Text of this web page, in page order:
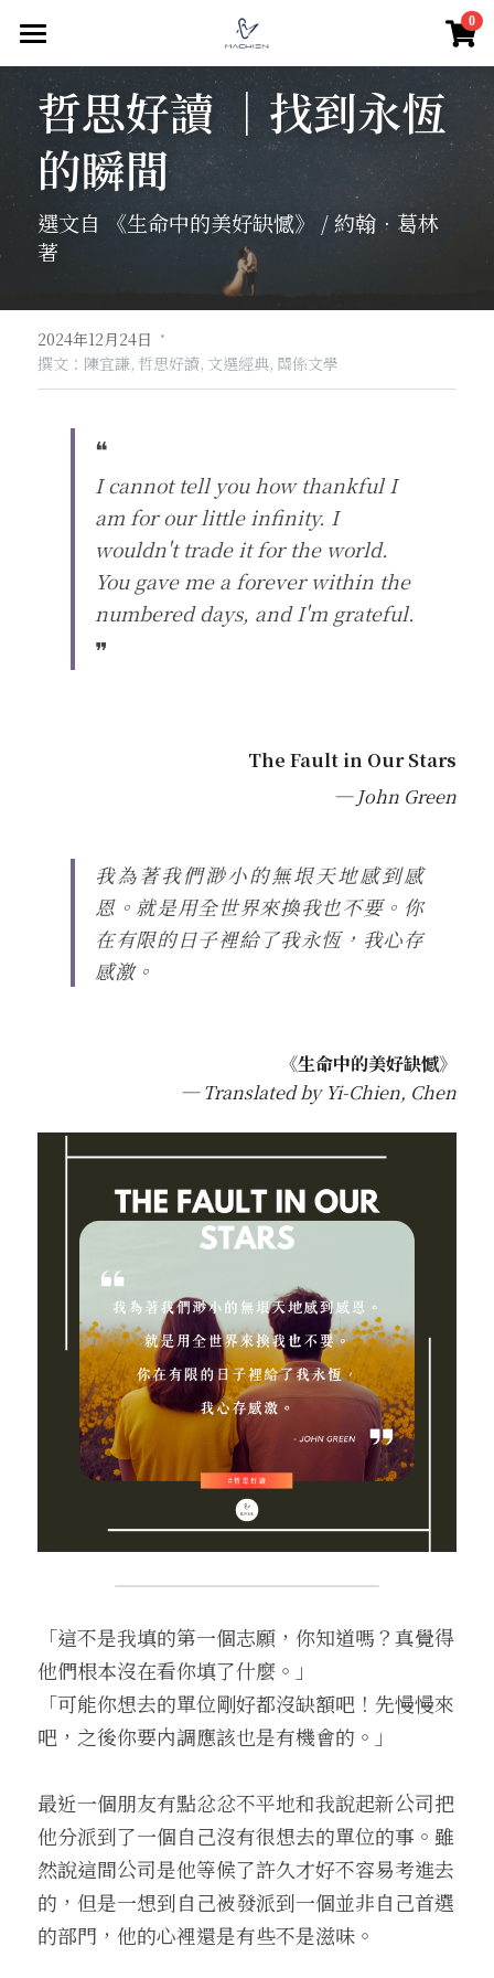
0
驀然回首
親密關係
關係經營
關係難題
親密中的自我
家庭關係
老年關係
親子關係
互動式教養
職場經營
團隊領導
組織文化
個人品牌經營
群體互動
社群認同與自我
思想人
哲思好讀
關於偏見
關於盼望
關於勇氣
心賞生活
南歐義大利文藝復興
北方文藝復興
荷蘭黃金時代
微光穗影
愛的可能性
線在說心事
親密心理學
職場心理學
測心理
測心理
搜索
訂閱覓井
哲思好讀 ｜找到永恆
的瞬間
選文自 《生命中的美好缺憾》 / 約翰．葛林
著
2024年12月24日 ·
撰文：陳宜謙, 哲思好讀, 文選經典, 關係文學
❝
I cannot tell you how thankful I
am for our little infinity. I
wouldn't trade it for the world.
You gave me a forever within the
numbered days, and I'm grateful.
❞
The Fault in Our Stars
─ John Green
我為著我們渺小的無垠天地感到感
恩。就是用全世界來換我也不要。你
在有限的日子裡給了我永恆，我心存
感激。
《生命中的美好缺憾》
─ Translated by Yi-Chien, Chen
「這不是我填的第一個志願，你知道嗎？真覺得
他們根本沒在看你填了什麼。」
「可能你想去的單位剛好都沒缺額吧！先慢慢來
吧，之後你要內調應該也是有機會的。」
最近一個朋友有點忿忿不平地和我說起新公司把
他分派到了一個自己沒有很想去的單位的事。雖
然說這間公司是他等候了許久才好不容易考進去
的，但是一想到自己被發派到一個並非自己首選
的部門，他的心裡還是有些不是滋味。
×
商品分類
所有商品分類